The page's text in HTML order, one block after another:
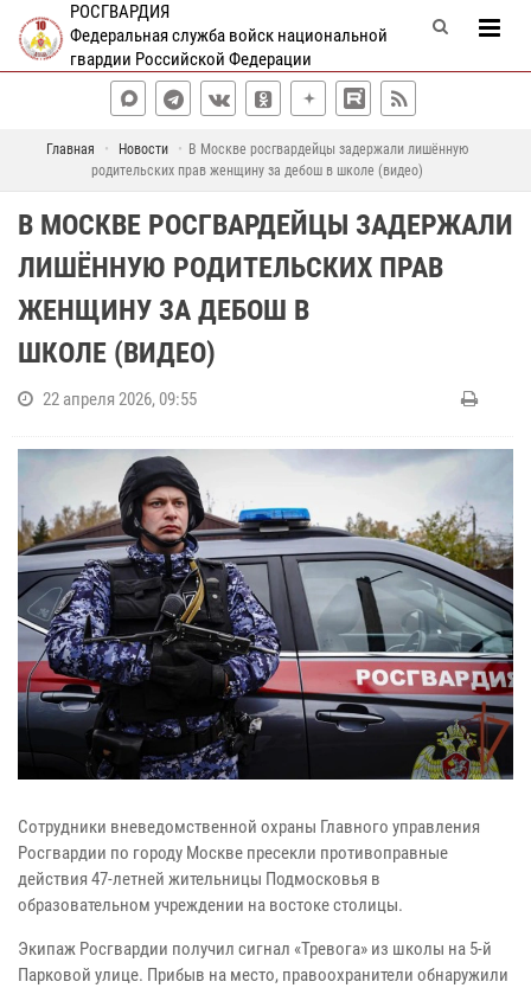
РОСГВАРДИЯ
Федеральная служба войск национальной
гвардии Российской Федерации
Главная Новости
В Москве росгвардейцы задержали лишённую
родительских прав женщину за дебош в школе (видео)
В МОСКВЕ РОСГВАРДЕЙЦЫ ЗАДЕРЖАЛИ
ЛИШЁННУЮ РОДИТЕЛЬСКИХ ПРАВ
ЖЕНЩИНУ ЗА ДЕБОШ В
ШКОЛЕ (ВИДЕО)
22 апреля 2026, 09:55
Сотрудники вневедомственной охраны Главного управления
Росгвардии по городу Москве пресекли противоправные
действия 47-летней жительницы Подмосковья в
образовательном учреждении на востоке столицы.
Экипаж Росгвардии получил сигнал «Тревога» из школы на 5-й
Парковой улице. Прибыв на место, правоохранители обнаружили